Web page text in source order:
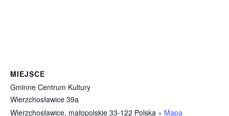
MIEJSCE
Gminne Centrum Kultury
Wierzchosławice 39a
Wierzchosławice, małopolskie 33-122 Polska + Mapa